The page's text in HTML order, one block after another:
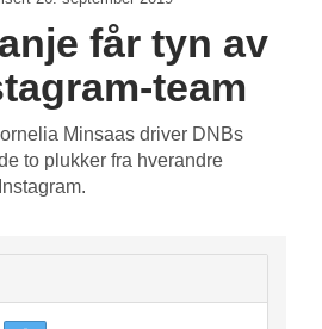
får tyn av
team
Minsaas driver DNBs
to plukker fra hverandre